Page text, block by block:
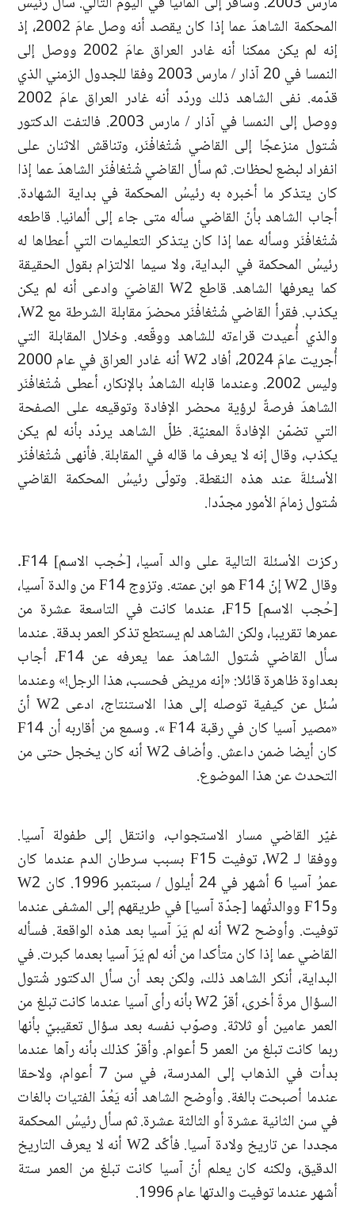
المحكمة الشاهدَ عما إذا كان يقصد أنه وصل عامَ 2002، إذ
إنه لم يكن ممكنا أنه غادر العراق عامَ 2002 ووصل إلى
النمسا في 20 آذار / مارس 2003 وفقا للجدول الزمني الذي
قدّمه. نفى الشاهد ذلك وردّد أنه غادر العراق عامَ 2002
ووصل إلى النمسا في آذار / مارس 2003. فالتفت الدكتور
شْتول منزعجًا إلى القاضي شْتْغافْنَر، وتناقش الاثنان على
انفراد لبضع لحظات. ثم سأل القاضي شْتْغافْنَر الشاهدَ عما إذا
كان يتذكر ما أخبره به رئيسُ المحكمة في بداية الشهادة.
أجاب الشاهد بأنّ القاضي سأله متى جاء إلى ألمانيا. قاطعه
شْتْغافْنَر وسأله عما إذا كان يتذكر التعليمات التي أعطاها له
رئيسُ المحكمة في البداية، ولا سيما الالتزام بقول الحقيقة
كما يعرفها الشاهد. قاطع W2 القاضيَ وادعى أنه لم يكن
يكذب. فقرأ القاضي شْتْغافْنَر محضرَ مقابلة الشرطة مع W2،
والذي أُعيدت قراءته للشاهد ووقّعه. وخلال المقابلة التي
أُجريت عامَ 2024، أفاد W2 أنه غادر العراق في عام 2000
وليس 2002. وعندما قابله الشاهدُ بالإنكار، أعطى شْتْغافْنَر
الشاهدَ فرصةً لرؤية محضر الإفادة وتوقيعه على الصفحة
التي تضمّن الإفادةَ المعنيّة. ظلّ الشاهد يردّد بأنه لم يكن
يكذب، وقال إنه لا يعرف ما قاله في المقابلة. فأنهى شْتْغافْنَر
الأسئلةَ عند هذه النقطة. وتولّى رئيسُ المحكمة القاضي
شْتول زمامَ الأمور مجدّدا.
ركزت الأسئلة التالية على والد آسيا، [حُجب الاسم] F14.
وقال W2 إنّ F14 هو ابن عمته. وتزوج F14 من والدة آسيا،
[حُجب الاسم] F15، عندما كانت في التاسعة عشرة من
عمرها تقريبا، ولكن الشاهد لم يستطع تذكر العمر بدقة. عندما
سأل القاضي شْتول الشاهدَ عما يعرفه عن F14، أجاب
بعداوة ظاهرة قائلا: «إنه مريض فحسب، هذا الرجل!» وعندما
سُئل عن كيفية توصله إلى هذا الاستنتاج، ادعى W2 أنّ
«مصير آسيا كان في رقبة F14 ». وسمع من أقاربه أن F14
كان أيضا ضمن داعش. وأضاف W2 أنه كان يخجل حتى من
التحدث عن هذا الموضوع.
غيّر القاضي مسار الاستجواب، وانتقل إلى طفولة آسيا.
ووفقا لـ W2، توفيت F15 بسبب سرطان الدم عندما كان
عمرُ آسيا 6 أشهر في 24 أيلول / سبتمبر 1996. كان W2
وF15 ووالدتُهما [جدّة آسيا] في طريقهم إلى المشفى عندما
توفيت. وأوضح W2 أنه لم يَرَ آسيا بعد هذه الواقعة. فسأله
القاضي عما إذا كان متأكدا من أنه لم يَرَ آسيا بعدما كبرت. في
البداية، أنكر الشاهد ذلك، ولكن بعد أن سأل الدكتور شْتول
السؤال مرةً أخرى، أقرّ W2 بأنه رأى آسيا عندما كانت تبلغ من
العمر عامين أو ثلاثة. وصوّب نفسه بعد سؤال تعقيبيّ بأنها
ربما كانت تبلغ من العمر 5 أعوام. وأقرّ كذلك بأنه رآها عندما
بدأت في الذهاب إلى المدرسة، في سن 7 أعوام، ولاحقا
عندما أصبحت بالغة. وأوضح الشاهد أنه يَعُدّ الفتيات بالغات
في سن الثانية عشرة أو الثالثة عشرة. ثم سأل رئيسُ المحكمة
مجددا عن تاريخ ولادة آسيا. فأكّد W2 أنه لا يعرف التاريخ
الدقيق، ولكنه كان يعلم أنّ آسيا كانت تبلغ من العمر ستة
أشهر عندما توفيت والدتها عام 1996.